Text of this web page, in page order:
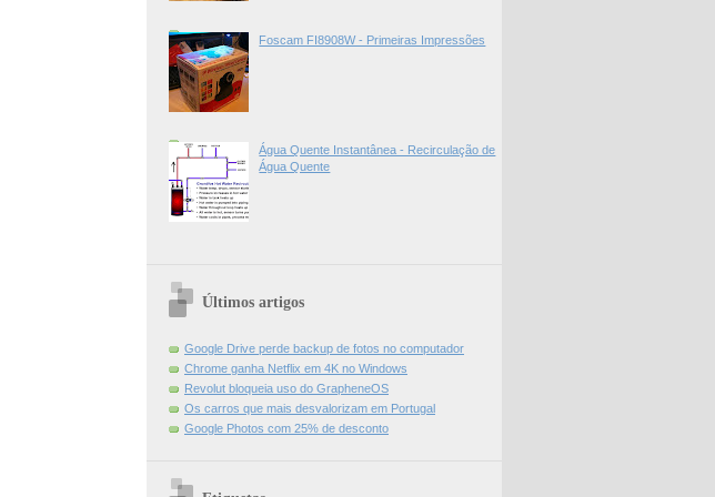
Foscam FI8908W - Primeiras Impressões
Água Quente Instantânea - Recirculação de
Água Quente
Últimos artigos
Google Drive perde backup de fotos no computador
Chrome ganha Netflix em 4K no Windows
Revolut bloqueia uso do GrapheneOS
Os carros que mais desvalorizam em Portugal
Google Photos com 25% de desconto